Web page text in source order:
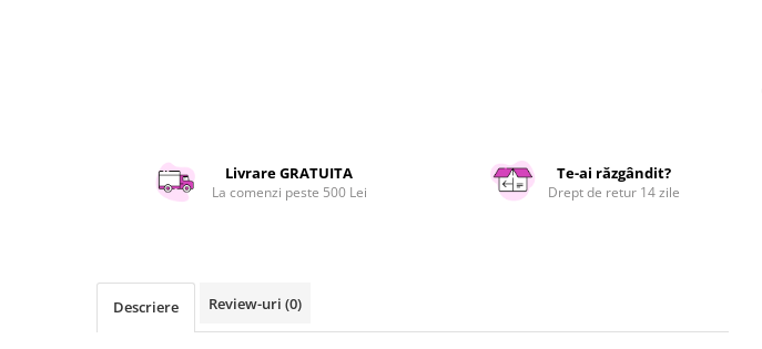
Livrare GRATUITA
La comenzi peste 500 Lei
Te-ai răzgândit?
Drept de retur 14 zile
Descriere Review-uri (0)